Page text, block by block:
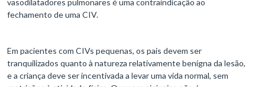
vasodilatadores pulmonares é uma contraindicação ao
fechamento de uma CIV.
Em pacientes com CIVs pequenas, os pais devem ser
tranquilizados quanto à natureza relativamente benigna da lesão,
e a criança deve ser incentivada a levar uma vida normal, sem